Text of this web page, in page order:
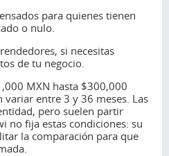
para quienes tienen
o nulo.
si necesitas
de tu negocio.
MXN hasta $300,000
variar entre 3 y 36 meses. Las
pero suelen partir
no fija estas condiciones: su
la comparación para que